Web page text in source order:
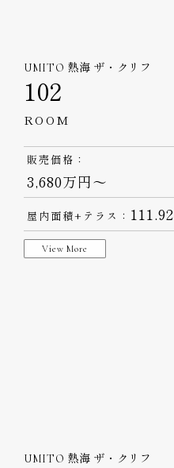
UMITO 熱海 ザ・クリフ
102
ROOM
販売価格：
3,680万円～
屋内面積+テラス： 111.92
View More
UMITO 熱海 ザ・クリフ